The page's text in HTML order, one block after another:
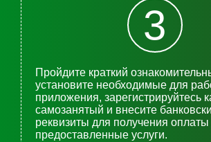
3
Пройдите краткий
установите необходимые для
приложения, зарегистрируйтесь
самозанятый и внесите
реквизиты для получения оплаты
предоставленные услуги.